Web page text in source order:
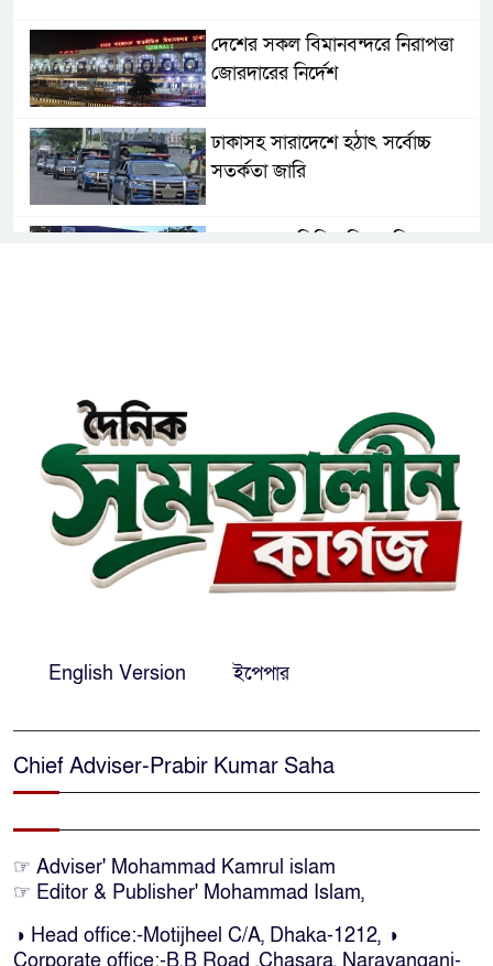
দেশের সকল বিমানবন্দরে নিরাপত্তা
জোরদারের নির্দেশ
ঢাকাসহ সারাদেশে হঠাৎ সর্বোচ্চ
সতর্কতা জা‌রি
নারায়ণগঞ্জে ডিবি পুলিশ পরিচয়ে ১৮
‘আমাকে ফাঁসি দিয়ে দেন’ আন্তর্জাতিক
অপরাধ ট্রাইব্যুনালে লতিফ সিদ্দিকী
সোনারগাঁয়ের জলাবদ্ধতা নিরসনে দ্রুত
পদক্ষেপের নির্দেশ: বিভাগীয়
নারায়ণগঞ্জে দিনমজুরের রহস্যজনক
নির্দিষ্ট কোনো মামলা না থাকলে ‘শ্যোন
অ্যারেস্ট’ নয়, হাইকোর্টের আদেশ
স্থগিত
English Version ইপেপার
Chief Adviser-Prabir Kumar Saha
☞ Adviser' Mohammad Kamrul islam
☞ Editor & Publisher' Mohammad Islam,
◑ Head office:-Motijheel C/A, Dhaka-1212, ◑